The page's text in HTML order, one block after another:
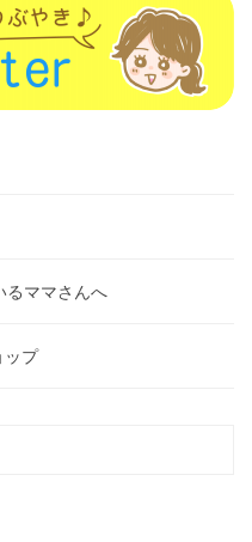
るママさんへ
ップ